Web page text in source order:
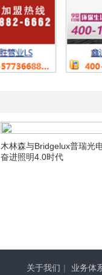
木林森与Bridgelux普瑞光
奋进照明4.0时代
关于我们 |
业务体